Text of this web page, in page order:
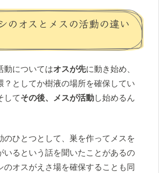
のオスとメスの活動の違い
動についてはオスが先に動き始め、
？としてか樹液の場所を確保してい
してその後、メスが活動し始めるん
のひとつとして、巣を作ってメスを
いるという話を聞いたことがあるの
のオスがえさ場を確保することも同